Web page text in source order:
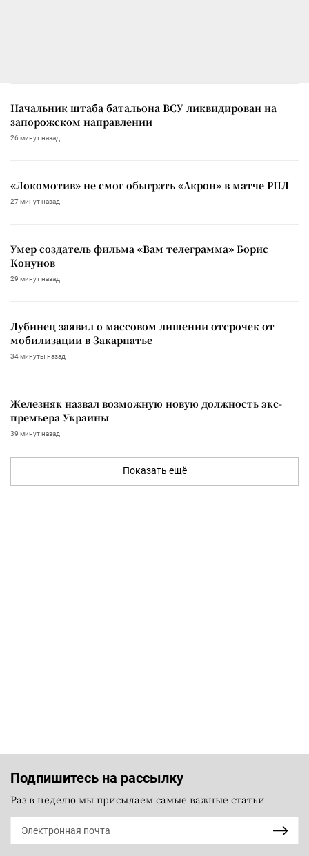
Начальник штаба батальона ВСУ ликвидирован на
запорожском направлении
26 минут назад
«Локомотив» не смог обыграть «Акрон» в матче РПЛ
27 минут назад
Умер создатель фильма «Вам телеграмма» Борис
Конунов
29 минут назад
Лубинец заявил о массовом лишении отсрочек от
мобилизации в Закарпатье
34 минуты назад
Железняк назвал возможную новую должность экс-
премьера Украины
39 минут назад
Показать ещё
Подпишитесь на рассылку
Раз в неделю мы присылаем самые важные статьи